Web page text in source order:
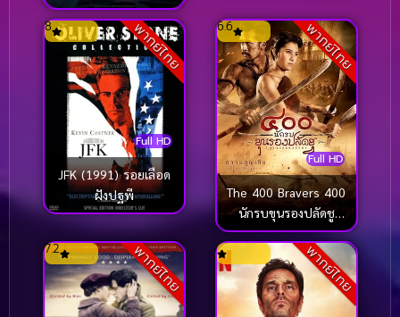
(2022)
พากย์ไทย
Full HD
8
JFK (1991) รอยเลือด
ฝังปฐพี
พากย์ไทย
Full HD
6.6
The 400 Bravers 400
นักรบขุนรองปลัดชู
(2018)
พากย์ไทย
7.2 พากย์ไทย